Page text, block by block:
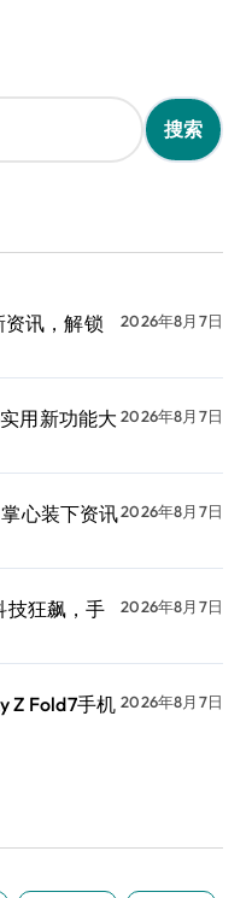
讯，解锁
2026年8月7日
用新功能大 2026年8月7日
心装下资讯2026年8月7日
技狂飙，手
2026年8月7日
Z Fold7手机 2026年8月7日